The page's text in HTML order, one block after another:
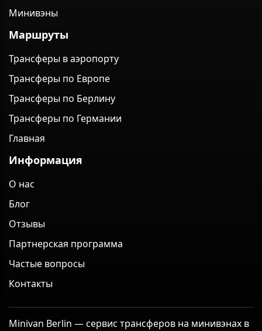
Минивэны
Маршруты
Трансферы в аэропорту
Трансферы по Европе
Трансферы по Берлину
Трансферы по Германии
Главная
Информация
О нас
Блог
Отзывы
Партнерская программа
Частые вопросы
Контакты
Minivan Berlin — сервис трансферов на минивэнах в